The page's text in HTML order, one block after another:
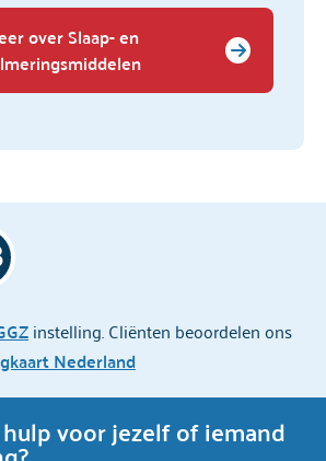
over Slaap- en
instelling. Cliënten beoordelen ons
Nederland
voor jezelf of iemand